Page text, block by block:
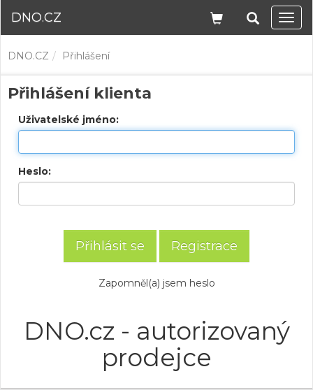
DNO.CZ
DNO.CZ Přihlášení
Přihlášení klienta
Uživatelské jméno:
Heslo:
Registrace
Zapomněl(a) jsem heslo
DNO.cz - autorizovaný
prodejce